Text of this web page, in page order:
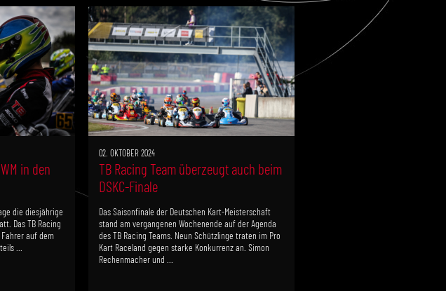
in den
die diesjährige
Das TB Racing
auf dem
...
02. OKTOBER 2024
TB Racing Team überzeugt auch beim
DSKC-Finale
Das Saisonfinale der Deutschen Kart-Meisterschaft
stand am vergangenen Wochenende auf der Agenda
des TB Racing Teams. Neun Schützlinge traten im Pro
Kart Raceland gegen starke Konkurrenz an. Simon
Rechenmacher und ...